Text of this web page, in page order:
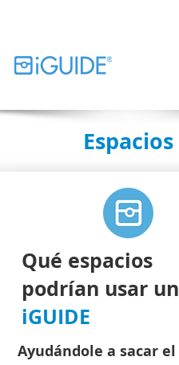
Espacios
Qué espacios
podrían usar un
iGUIDE
Ayudándole a sacar el